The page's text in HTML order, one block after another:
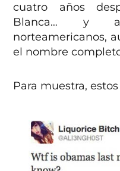
cuatro años
Blanca… y
norteamericanos,
el nombre
Para muestra,